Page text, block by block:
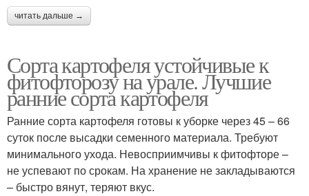
читать дальше →
Сорта картофеля устойчивые к
фитофторозу на урале. Лучшие
ранние сорта картофеля
Ранние сорта картофеля готовы к уборке через 45 – 66
суток после высадки семенного материала. Требуют
минимального ухода. Невосприимчивы к фитофторе –
не успевают по срокам. На хранение не закладываются
– быстро вянут, теряют вкус.